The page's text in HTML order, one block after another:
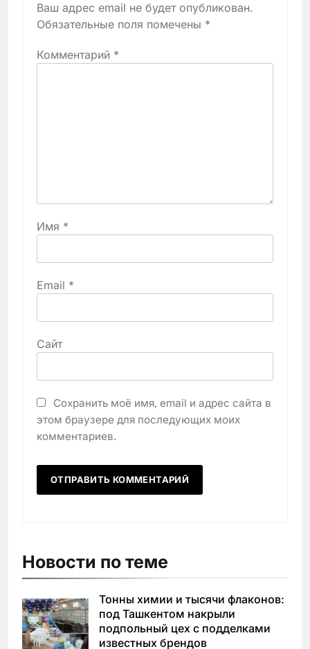
Ваш адрес email не будет опубликован.
Обязательные поля помечены *
Комментарий *
Имя *
Email *
Сайт
Сохранить моё имя, email и адрес сайта в
этом браузере для последующих моих
комментариев.
Новости по теме
Тонны химии и тысячи флаконов:
под Ташкентом накрыли
подпольный цех с подделками
известных брендов